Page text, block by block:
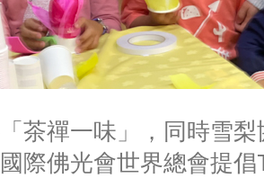
茶禪一味」，同時雪
際佛光會世界總會提